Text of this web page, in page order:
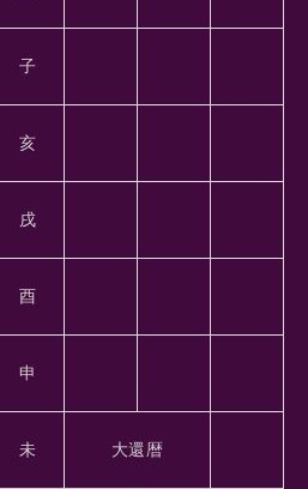
子
亥
戌
酉
申
未 大還暦